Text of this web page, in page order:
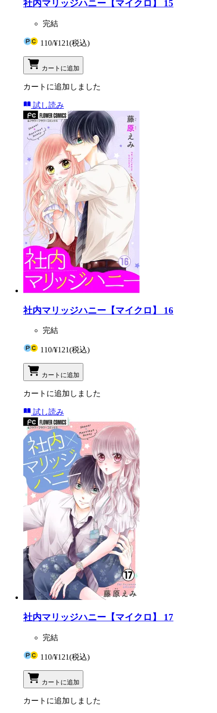
社内マリッジハニー【マイクロ】 15
完結
110/¥121(税込)
カートに追加
カートに追加しました
試し読み
社内マリッジハニー【マイクロ】 16
完結
110/¥121(税込)
カートに追加
カートに追加しました
試し読み
社内マリッジハニー【マイクロ】 17
完結
110/¥121(税込)
カートに追加
カートに追加しました